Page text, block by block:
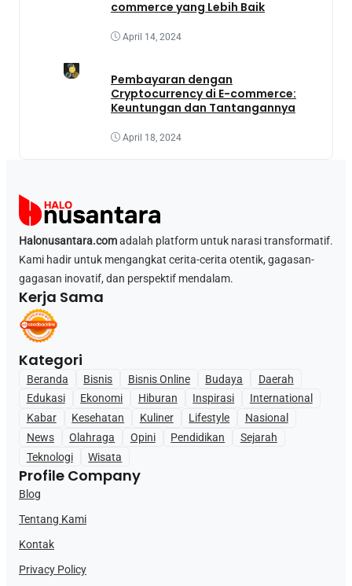
commerce yang Lebih Baik
April 14, 2024
Pembayaran dengan
Cryptocurrency di E-commerce:
Keuntungan dan Tantangannya
April 18, 2024
Halonusantara.comadalah platform untuk narasi transformatif.
Kami hadir untuk mengangkat cerita-cerita otentik, gagasan-
gagasan inovatif, dan perspektif mendalam.
Kerja Sama
Kategori
Beranda Bisnis Bisnis Online Budaya
Daerah
Edukasi
Ekonomi Hiburan Inspirasi
International
Kabar
Kesehatan Kuliner Lifestyle
Nasional
News
Olahraga Opini Pendidikan
Sejarah
Teknologi
Wisata
Profile Company
Blog
Tentang Kami
Kontak
Privacy Policy